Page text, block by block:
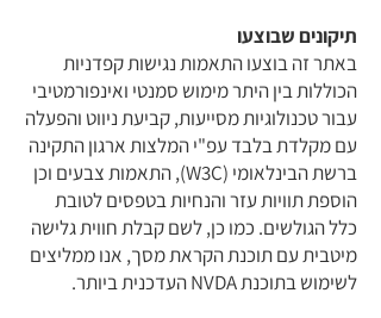
תיקונים שבוצעו
באתר זה בוצעו התאמות נגישות קפדניות
הכוללות בין היתר מימוש סמנטי ואינפורמטיבי
עבור טכנולוגיות מסייעות, קביעת ניווט והפעלה
עם מקלדת בלבד עפ"י המלצות ארגון התקינה
ברשת הבינלאומי (W3C), התאמות צבעים וכן
הוספת תוויות עזר והנחיות בטפסים לטובת
כלל הגולשים. כמו כן, לשם קבלת חווית גלישה
מיטבית עם תוכנת הקראת מסך, אנו ממליצים
לשימוש בתוכנת NVDA העדכנית ביותר.